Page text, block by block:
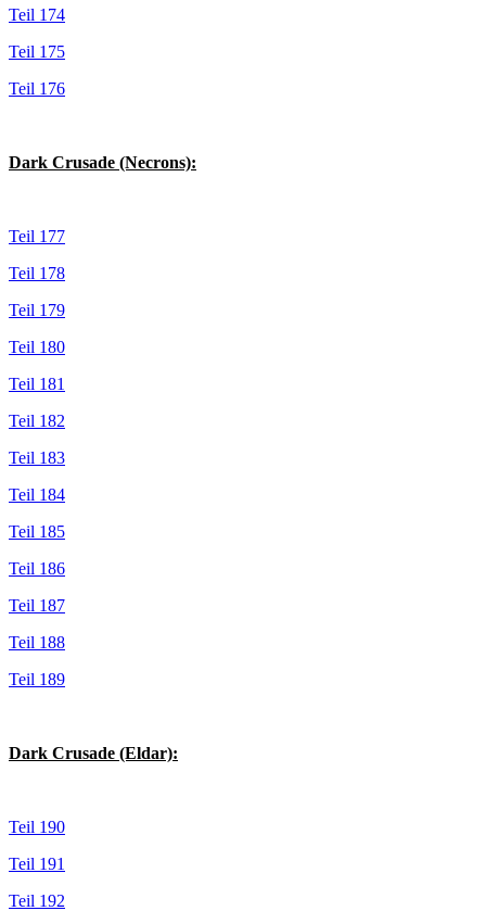
Teil 174
Teil 175
Teil 176
Dark Crusade (Necrons):
Teil 177
Teil 178
Teil 179
Teil 180
Teil 181
Teil 182
Teil 183
Teil 184
Teil 185
Teil 186
Teil 187
Teil 188
Teil 189
Dark Crusade (Eldar):
Teil 190
Teil 191
Teil 192